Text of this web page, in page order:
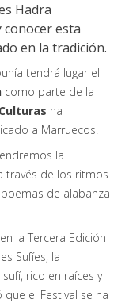
Hadra
esta
en la tradición.
tendrá lugar el
como parte de la
ha
a Marruecos.
la
través de los ritmos
de alabanza
la Tercera Edición
Sufíes, la
rico en raíces y
el Festival se ha